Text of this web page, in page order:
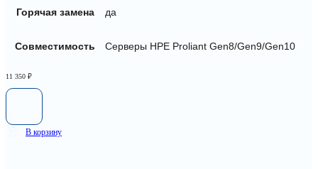
Горячая замена да
Совместимость Серверы HPE Proliant Gen8/Gen9/Gen10
11 350 ₽
В корзину